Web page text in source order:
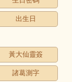
出生日
黃大仙靈簽
諸葛測字